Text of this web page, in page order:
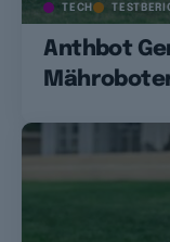
TECH
Anthbot